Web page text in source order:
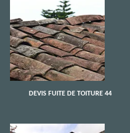
DEVIS FUITE DE TOITURE 44